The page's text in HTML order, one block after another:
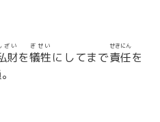
財
ざい
を犠牲
ぎせい
にしてまで責任
せきにん
を